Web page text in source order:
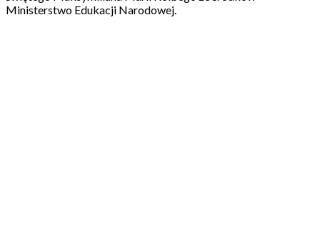
Ministerstwo Edukacji Narodowej.